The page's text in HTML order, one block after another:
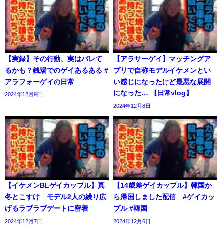
【実録】その行動、実はバレて
るかも？銭湯でのゲイあるある #
アラフォーゲイの日常
2024年12月9日
【アラサーゲイ】マッチングア
プリで自称モデルイケメンとい
い感じになったけど最悪な展開
になった… 【日常vlog】
2024年12月8日
【イケメンBLゲイカップル】真
冬とこすけ モデル2人の繰り広
げるラブラブデートに密着
2024年12月7日
【14歳差ゲイカップル】韓国か
ら帰国しました配信 #ゲイカッ
プル #韓国
2024年12月6日